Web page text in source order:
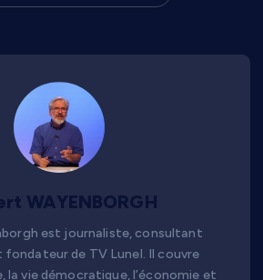
WAYENBORGH
est journaliste, consultant
fondateur de TV Lunel. Il couvre
la vie démocratique, l’économie et